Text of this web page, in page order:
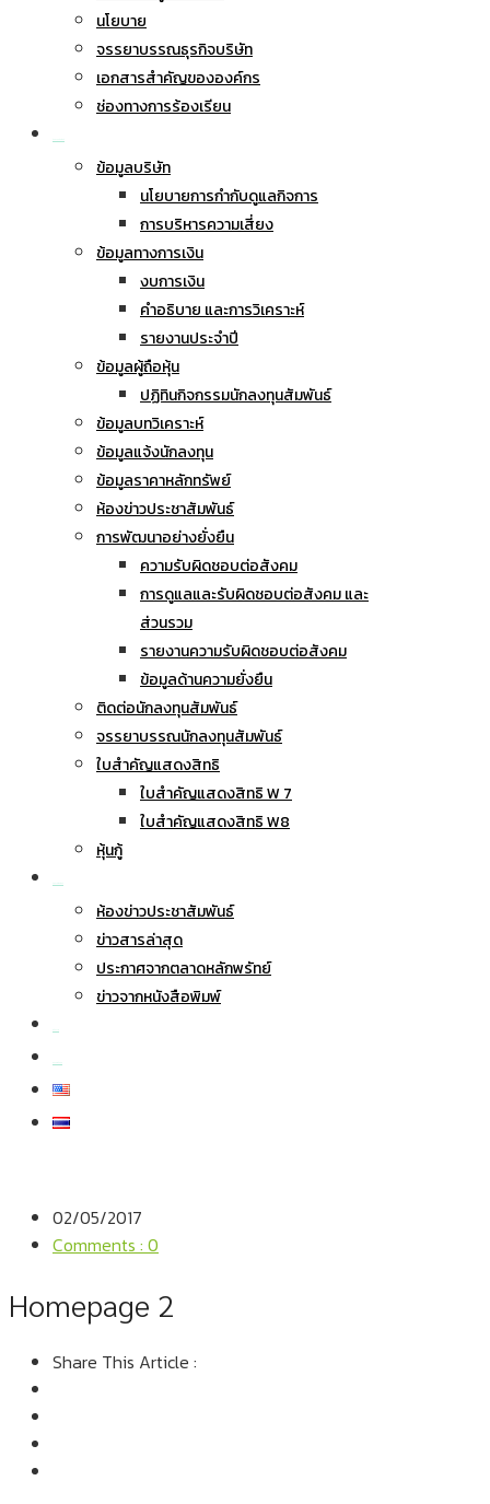
นโยบาย
จรรยาบรรณธุรกิจบริษัท
เอกสารสำคัญขององค์กร
ช่องทางการร้องเรียน
ข้อมูลบริษัท
นโยบายการกำกับดูแลกิจการ
การบริหารความเสี่ยง
ข้อมูลทางการเงิน
งบการเงิน
คำอธิบาย และการวิเคราะห์
รายงานประจำปี
ข้อมูลผู้ถือหุ้น
ปฏิทินกิจกรรมนักลงทุนสัมพันธ์
ข้อมูลบทวิเคราะห์
ข้อมูลแจ้งนักลงทุน
ข้อมูลราคาหลักทรัพย์
ห้องข่าวประชาสัมพันธ์
การพัฒนาอย่างยั่งยืน
ความรับผิดชอบต่อสังคม
การดูแลและรับผิดชอบต่อสังคม และ
ส่วนรวม
รายงานความรับผิดชอบต่อสังคม
ข้อมูลด้านความยั่งยืน
ติดต่อนักลงทุนสัมพันธ์
จรรยาบรรณนักลงทุนสัมพันธ์
ใบสำคัญแสดงสิทธิ
ใบสำคัญแสดงสิทธิ W 7
ใบสำคัญแสดงสิทธิ W8
หุ้นกู้
ห้องข่าวประชาสัมพันธ์
ข่าวสารล่าสุด
ประกาศจากตลาดหลักพรัทย์
ข่าวจากหนังสือพิมพ์
02/05/2017
Comments : 0
Homepage 2
Share This Article :